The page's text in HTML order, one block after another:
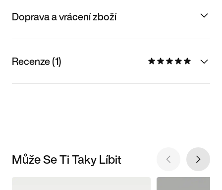
Doprava a vrácení zboží
Recenze (1)
Může Se Ti Taky Líbit